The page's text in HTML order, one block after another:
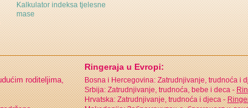
Kalkulator indeksa tjelesne
mase
roditeljima,
Ringeraja u Evropi:
Bosna i Hercegovina: Zatrudnjivanje, trudnoća i
Srbija: Zatrudnjivanje, trudnoća, bebe i deca -
Hrvatska: Zatrudnjivanje, trudnoća i djeca -